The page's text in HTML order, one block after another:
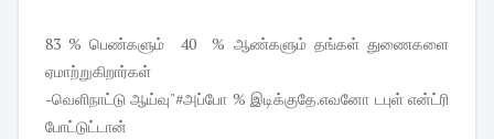
83 % பெண்களும் 40 % ஆண்களும் தங்கள் துணைகளை
ஏமாற்றுகிறார்கள்
-வெளிநாட்டு ஆய்வு"#அப்போ % இடிக்குதே.எவனோ டபுள் என்ட்ரி
போட்டுட்டான்